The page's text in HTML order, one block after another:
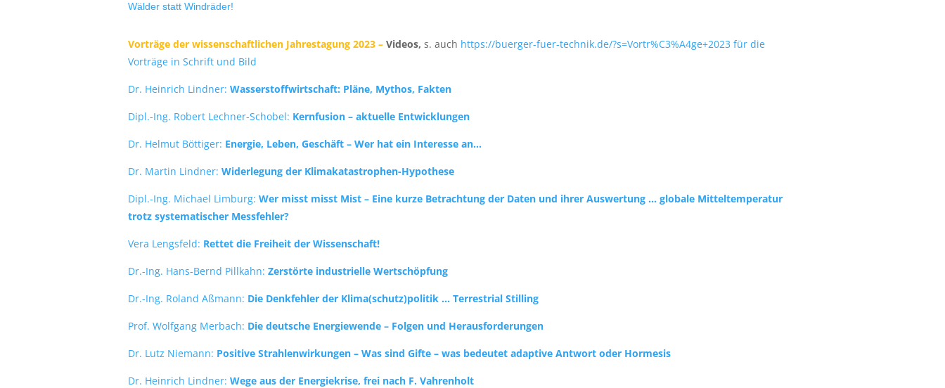
Wälder statt Windräder!
Vorträge der wissenschaftlichen Jahrestagung 2023 –Videos, s. auch https://buerger-fuer-technik.de/?s=Vortr%C3%A4ge+2023 für die
Vorträge in Schrift und Bild
Dr. Heinrich Lindner: Wasserstoffwirtschaft: Pläne, Mythos, Fakten
Dipl.-Ing. Robert Lechner-Schobel: Kernfusion – aktuelle Entwicklungen
Dr. Helmut Böttiger: Energie, Leben, Geschäft – Wer hat ein Interesse an…
Dr. Martin Lindner: Widerlegung der Klimakatastrophen-Hypothese
Dipl.-Ing. Michael Limburg: Wer misst misst Mist – Eine kurze Betrachtung der Daten und ihrer Auswertung … globale Mitteltemperatur
trotz systematischer Messfehler?
Vera Lengsfeld: Rettet die Freiheit der Wissenschaft!
Dr.-Ing. Hans-Bernd Pillkahn: Zerstörte industrielle Wertschöpfung
Dr.-Ing. Roland Aßmann: Die Denkfehler der Klima(schutz)politik … Terrestrial Stilling
Prof. Wolfgang Merbach: Die deutsche Energiewende – Folgen und Herausforderungen
Dr. Lutz Niemann: Positive Strahlenwirkungen – Was sind Gifte – was bedeutet adaptive Antwort oder Hormesis
Dr. Heinrich Lindner: Wege aus der Energiekrise, frei nach F. Vahrenholt